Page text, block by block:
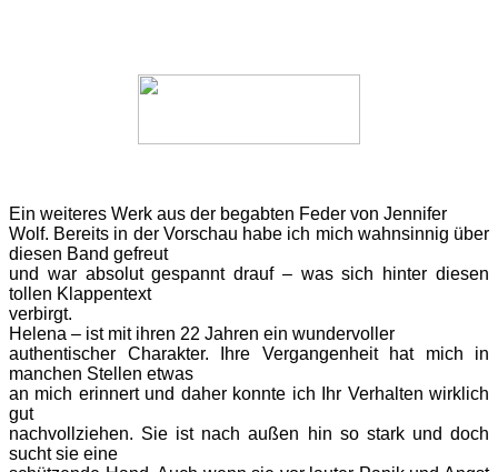
Ein weiteres Werk aus der begabten Feder von Jennifer
Wolf. Bereits in der Vorschau habe ich mich wahnsinnig über
diesen Band gefreut
und war absolut gespannt drauf – was sich hinter diesen
tollen Klappentext
verbirgt.
Helena – ist mit ihren 22 Jahren ein wundervoller
authentischer Charakter. Ihre Vergangenheit hat mich in
manchen Stellen etwas
an mich erinnert und daher konnte ich Ihr Verhalten wirklich
gut
nachvollziehen. Sie ist nach außen hin so stark und doch
sucht sie eine